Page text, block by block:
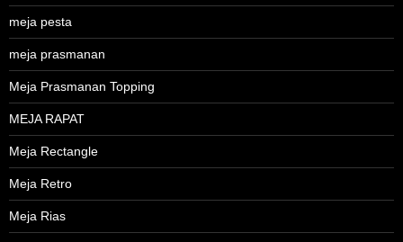
meja pesta
meja prasmanan
Meja Prasmanan Topping
MEJA RAPAT
Meja Rectangle
Meja Retro
Meja Rias